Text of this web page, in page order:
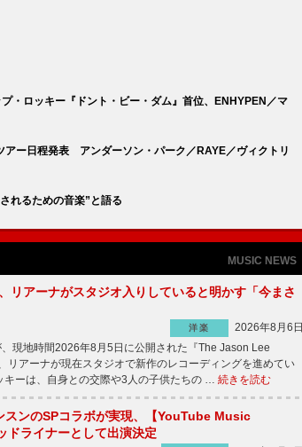
・ロッキー『ドント・ビー・ダム』首位、ENHYPEN／マ
アー日程発表 アンダーソン・パーク／RAYE／ヴィクトリ
れるための音楽”と語る
MUSIC NEWS
リアーナがスタジオ入りしていると明かす「今まさ
洋楽
2026年8月6日
現地時間2026年8月5日に公開された『The Jason Lee
リアーナが現在スタジオで新作のレコーディングを進めてい
ーは、自身との交際や3人の子供たちの … 続きを読む
スンのSPコラボが実現、【YouTube Music
ドライナーとして出演決定